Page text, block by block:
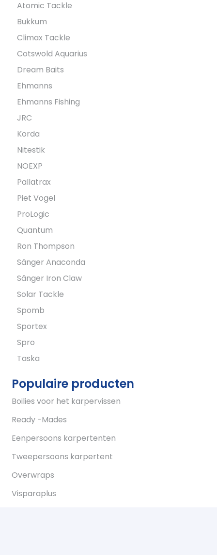
Atomic Tackle
Bukkum
Climax Tackle
Cotswold Aquarius
Dream Baits
Ehmanns
Ehmanns Fishing
JRC
Korda
Nitestik
NOEXP
Pallatrax
Piet Vogel
ProLogic
Quantum
Ron Thompson
Sänger Anaconda
Sänger Iron Claw
Solar Tackle
Spomb
Sportex
Spro
Taska
Populaire producten
Boilies voor het karpervissen
Ready -Mades
Eenpersoons karpertenten
Tweepersoons karpertent
Overwraps
Visparaplus